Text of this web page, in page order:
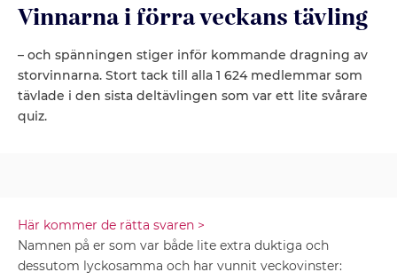
Vinnarna i förra veckans tävling
– och spänningen stiger inför kommande dragning av
storvinnarna. Stort tack till alla 1 624 medlemmar som
tävlade i den sista deltävlingen som var ett lite svårare
quiz.
Här kommer de rätta svaren >
Namnen på er som var både lite extra duktiga och
dessutom lyckosamma och har vunnit veckovinster: